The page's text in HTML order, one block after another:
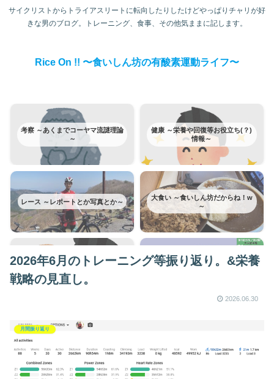
サイクリストからトライアスリートに転向したりしたけどやっぱりチャリが好
きな男のブログ。トレーニング、食事、その他気ままに記します。
Rice On !! 〜食いしん坊の有酸素運動ライフ〜
考察 ～あくまでコーヤマ流謎理論
～
健康 ～栄養や回復等お役立ち(？)
情報～
レース ～レポートとか写真とか～
大食い ～食いしん坊だからね！w
～
トレーニング ～日記みたいなもの
～
富士ヒルクライム ～みんな大好き
富士ヒルはカテゴリー分けてみた
2026年6月のトレーニング等振り返り。&栄養
戦略の見直し。
2026.06.30
月間振り返り